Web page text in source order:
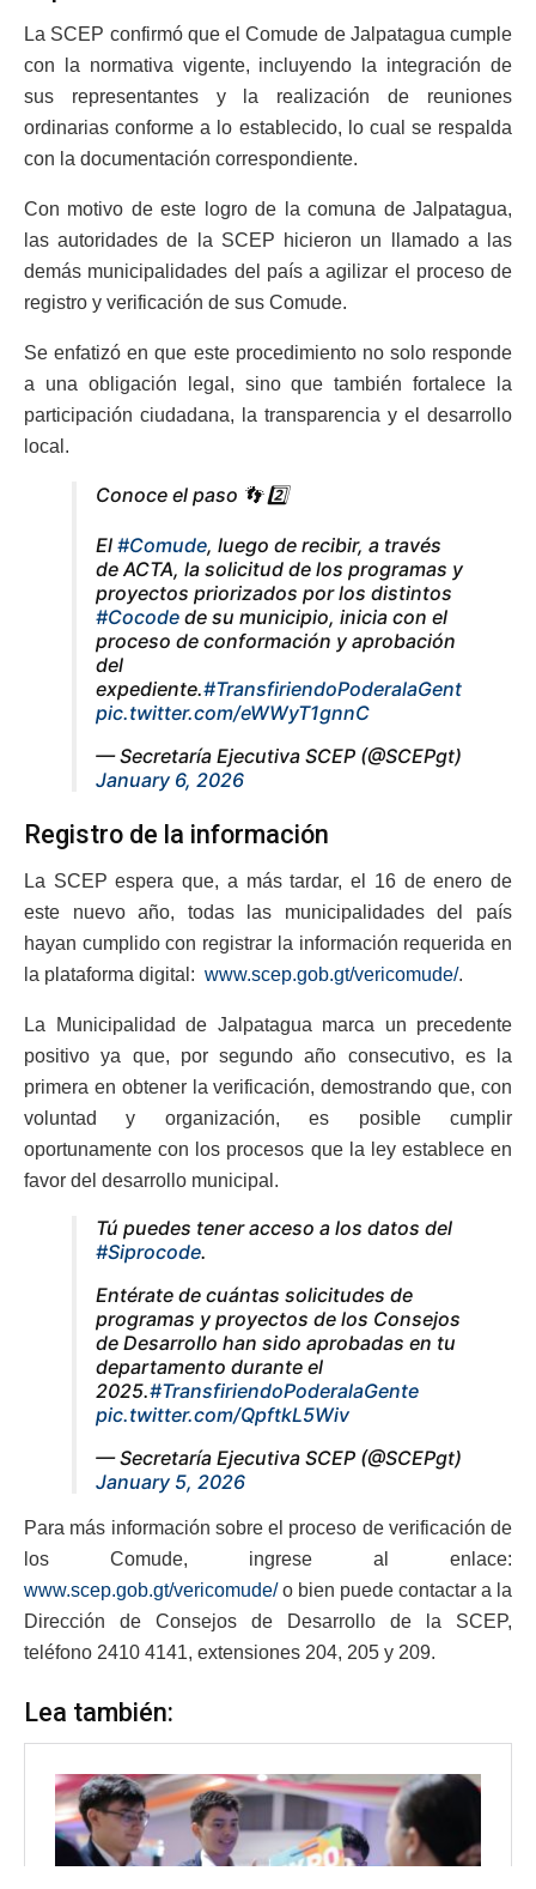
La SCEP confirmó que el Comude de Jalpatagua cumple
con la normativa vigente, incluyendo la integración de
sus representantes y la realización de reuniones
ordinarias conforme a lo establecido, lo cual se respalda
con la documentación correspondiente.
Con motivo de este logro de la comuna de Jalpatagua,
las autoridades de la SCEP hicieron un llamado a las
demás municipalidades del país a agilizar el proceso de
registro y verificación de sus Comude.
Se enfatizó en que este procedimiento no solo responde
a una obligación legal, sino que también fortalece la
participación ciudadana, la transparencia y el desarrollo
local.
Conoce el paso 👣 2️⃣
El #Comude, luego de recibir, a través
de ACTA, la solicitud de los programas y
proyectos priorizados por los distintos
#Cocode de su municipio, inicia con el
proceso de conformación y aprobación
del
expediente.#TransfiriendoPoderalaGent
pic.twitter.com/eWWyT1gnnC
— Secretaría Ejecutiva SCEP (@SCEPgt)
January 6, 2026
Registro de la información
La SCEP espera que, a más tardar, el 16 de enero de
este nuevo año, todas las municipalidades del país
hayan cumplido con registrar la información requerida en
la plataforma digital: www.scep.gob.gt/vericomude/.
La Municipalidad de Jalpatagua marca un precedente
positivo ya que, por segundo año consecutivo, es la
primera en obtener la verificación, demostrando que, con
voluntad y organización, es posible cumplir
oportunamente con los procesos que la ley establece en
favor del desarrollo municipal.
Tú puedes tener acceso a los datos del
#Siprocode.
Entérate de cuántas solicitudes de
programas y proyectos de los Consejos
de Desarrollo han sido aprobadas en tu
departamento durante el
2025.#TransfiriendoPoderalaGente
pic.twitter.com/QpftkL5Wiv
— Secretaría Ejecutiva SCEP (@SCEPgt)
January 5, 2026
Para más información sobre el proceso de verificación de
los Comude, ingrese al enlace:
www.scep.gob.gt/vericomude/o bien puede contactar a la
Dirección de Consejos de Desarrollo de la SCEP,
teléfono 2410 4141, extensiones 204, 205 y 209.
Lea también: